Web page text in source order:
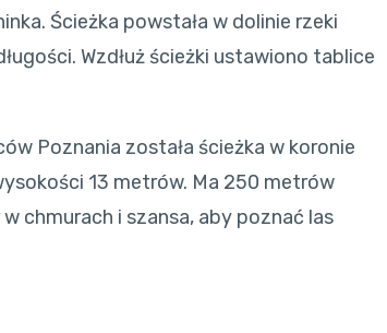
Ścieżka powstała w dolinie rzeki
Wzdłuż ścieżki ustawiono tablice
Poznania została ścieżka w koronie
13 metrów. Ma 250 metrów
chmurach i szansa, aby poznać las